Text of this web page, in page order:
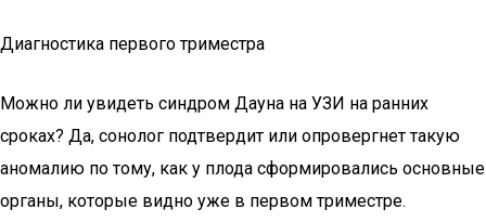
Диагностика первого триместра
Можно ли увидеть синдром Дауна на УЗИ на ранних
сроках? Да, сонолог подтвердит или опровергнет такую
аномалию по тому, как у плода сформировались основные
органы, которые видно уже в первом триместре.